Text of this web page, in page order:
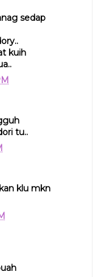
sedap
kuih
tu..
klu mkn